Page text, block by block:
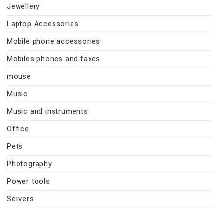
Jewellery
Laptop Accessories
Mobile phone accessories
Mobiles phones and faxes
mouse
Music
Music and instruments
Office
Pets
Photography
Power tools
Servers